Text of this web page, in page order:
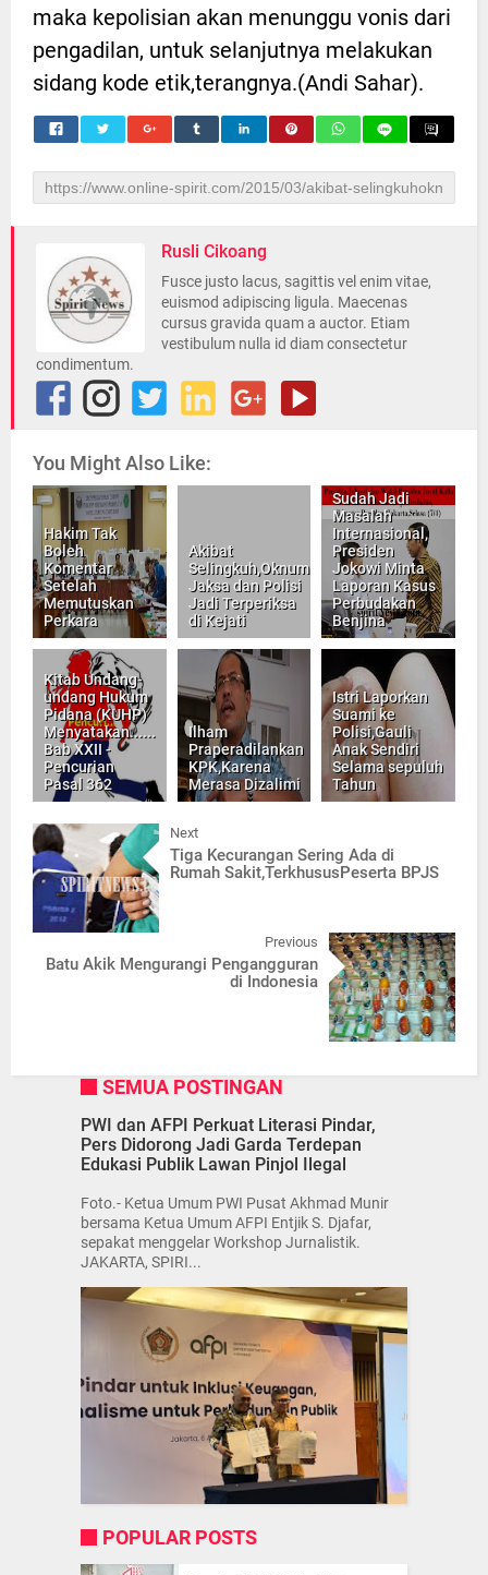
maka kepolisian akan menunggu vonis dari
pengadilan, untuk selanjutnya melakukan
sidang kode etik,terangnya.(Andi Sahar).
Rusli Cikoang
Fusce justo lacus, sagittis vel enim vitae,
euismod adipiscing ligula. Maecenas
cursus gravida quam a auctor. Etiam
vestibulum nulla id diam consectetur
condimentum.
You Might Also Like:
Hakim Tak
Boleh
Komentar
Setelah
Memutuskan
Perkara
Akibat
Selingkuh,Oknum
Jaksa dan Polisi
Jadi Terperiksa
di Kejati
Sudah Jadi
Masalah
Internasional,
Presiden
Jokowi Minta
Laporan Kasus
Perbudakan
Benjina
Kitab Undang-
undang Hukum
Pidana (KUHP)
Menyatakan......
Bab XXII -
Pencurian
Pasal 362
Ilham
Praperadilankan
KPK,Karena
Merasa Dizalimi
Istri Laporkan
Suami ke
Polisi,Gauli
Anak Sendiri
Selama sepuluh
Tahun
Next
Tiga Kecurangan Sering Ada di
Rumah Sakit,TerkhususPeserta BPJS
Previous
Batu Akik Mengurangi Pengangguran
di Indonesia
SEMUA POSTINGAN
PWI dan AFPI Perkuat Literasi Pindar,
Pers Didorong Jadi Garda Terdepan
Edukasi Publik Lawan Pinjol Ilegal
Foto.- Ketua Umum PWI Pusat Akhmad Munir
bersama Ketua Umum AFPI Entjik S. Djafar,
sepakat menggelar Workshop Jurnalistik.
JAKARTA, SPIRI...
POPULAR POSTS